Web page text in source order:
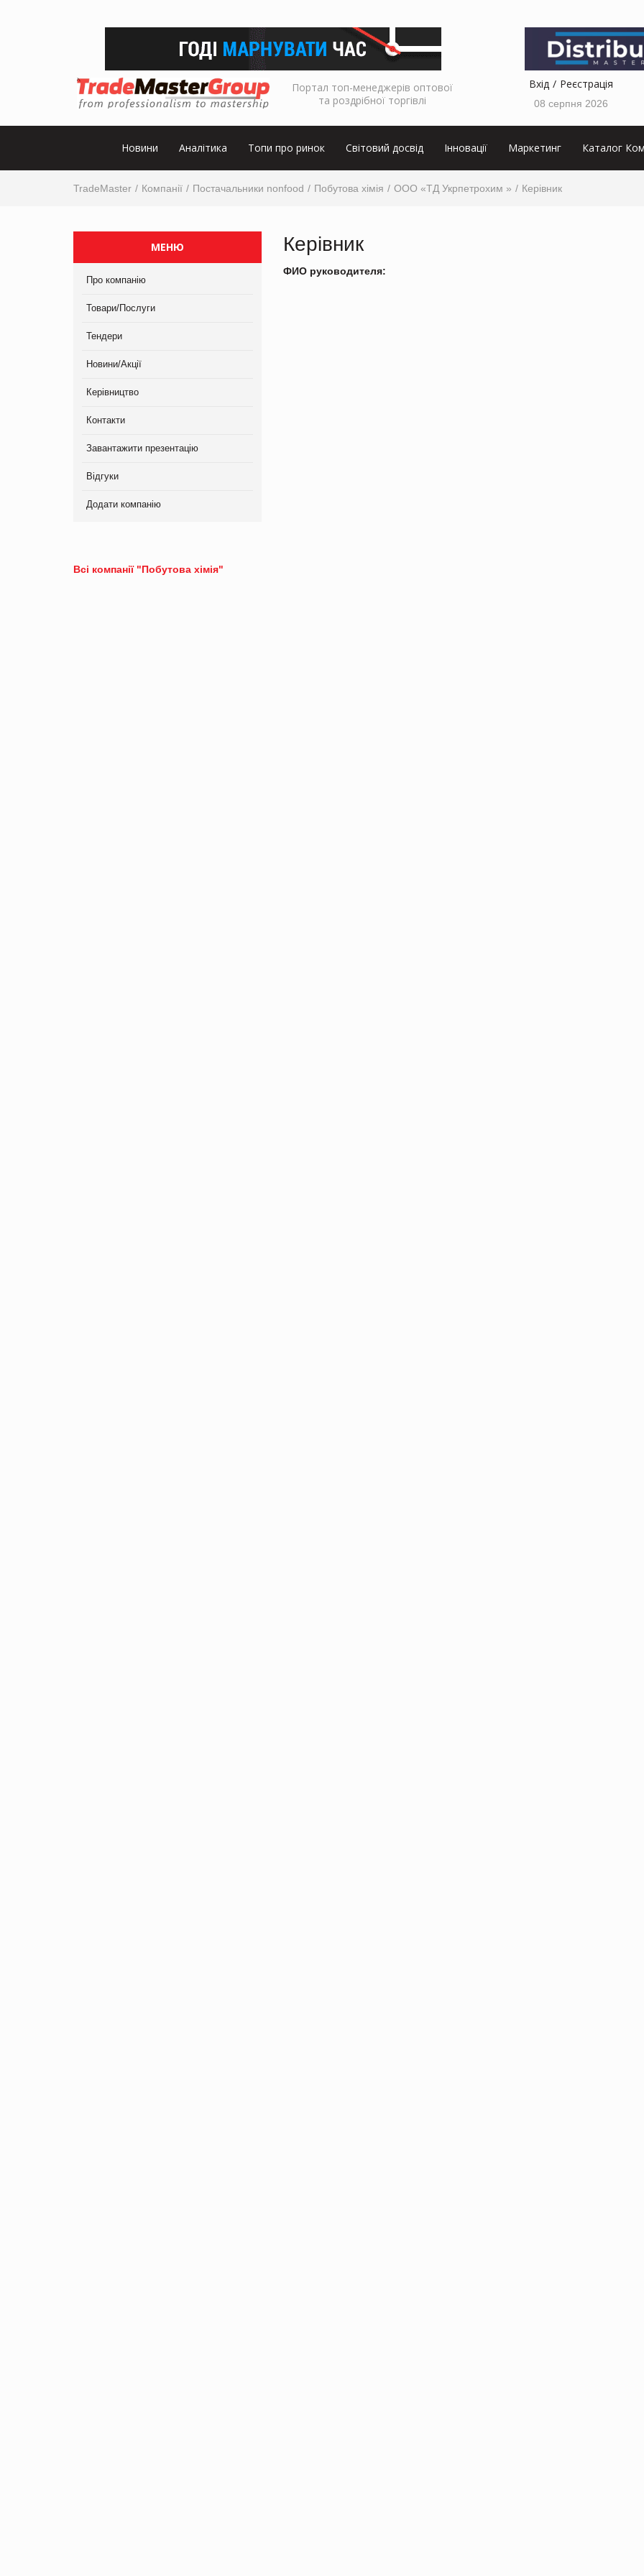
Портал топ-менеджерів оптової
та роздрібної торгівлі
Вхід Реєстрація
08 серпня 2026
Новини Аналітика Топи про ринок Світовий досвід Інновації Маркетинг Каталог
TradeMaster Компанії Постачальники nonfood Побутова хімія ООО «ТД Укрпетрохим » Керівник
МЕНЮ
Про компанію
Товари/Послуги
Тендери
Новини/Акції
Керівництво
Контакти
Завантажити презентацію
Відгуки
Додати компанію
Керівник
ФИО руководителя:
Всі компанії "Побутова хімія"